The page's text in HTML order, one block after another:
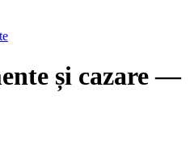
și cazare —